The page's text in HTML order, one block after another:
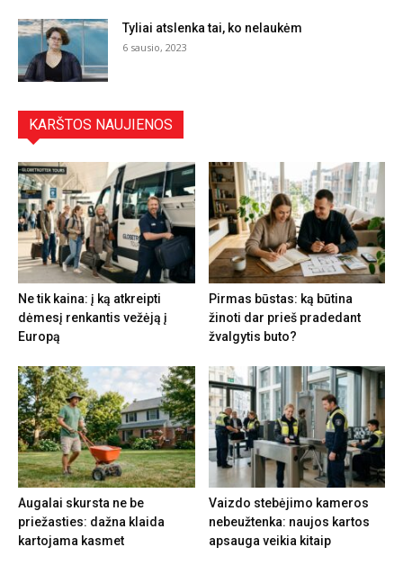
Tyliai atslenka tai, ko nelaukėm
6 sausio, 2023
KARŠTOS NAUJIENOS
Ne tik kaina: į ką atkreipti
dėmesį renkantis vežėją į
Europą
Pirmas būstas: ką būtina
žinoti dar prieš pradedant
žvalgytis buto?
Augalai skursta ne be
priežasties: dažna klaida
kartojama kasmet
Vaizdo stebėjimo kameros
nebeužtenka: naujos kartos
apsauga veikia kitaip